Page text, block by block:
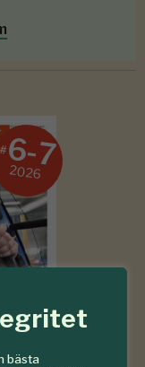
bästa
#6-7
2026